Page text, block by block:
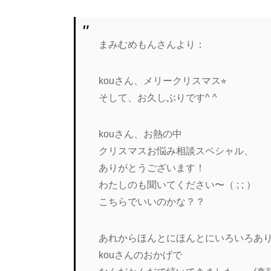
まみむめもんさんより：
kouさん、メリークリスマス⭐︎
そして、お久しぶりです^ ^
kouさん、お熱の中
クリスマスお悩み相談スペシャル、
ありがとうございます！
わたしのも聞いてください〜（ ; ; ）
こちらでいいのかな？？
あれからほんとにほんとにいろいろあ
kouさんのおかげで